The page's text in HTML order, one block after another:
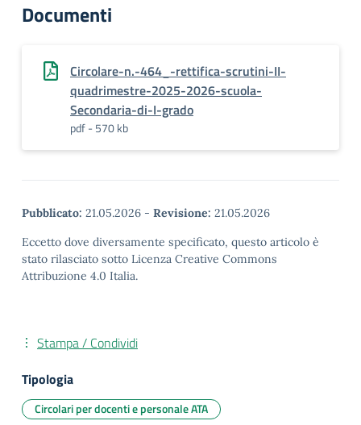
Documenti
Circolare-n.-464_-rettifica-scrutini-II-
quadrimestre-2025-2026-scuola-
Secondaria-di-I-grado
pdf - 570 kb
Pubblicato: 21.05.2026 - Revisione: 21.05.2026
Eccetto dove diversamente specificato, questo articolo è
stato rilasciato sotto Licenza Creative Commons
Attribuzione 4.0 Italia.
Stampa / Condividi
Tipologia
Circolari per docenti e personale ATA